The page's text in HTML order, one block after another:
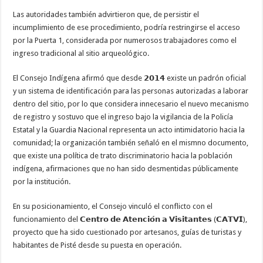
Las autoridades también advirtieron que, de persistir el
incumplimiento de ese procedimiento, podría restringirse el acceso
por la Puerta 1, considerada por numerosos trabajadores como el
ingreso tradicional al sitio arqueológico.
El Consejo Indígena afirmó que desde 𝟮𝟬𝟭𝟰 existe un padrón oficial
y un sistema de identificación para las personas autorizadas a laborar
dentro del sitio, por lo que considera innecesario el nuevo mecanismo
de registro y sostuvo que el ingreso bajo la vigilancia de la Policía
Estatal y la Guardia Nacional representa un acto intimidatorio hacia la
comunidad; la organización también señaló en el mismno documento,
que existe una política de trato discriminatorio hacia la población
indígena, afirmaciones que no han sido desmentidas públicamente
por la institución.
En su posicionamiento, el Consejo vinculó el conflicto con el
funcionamiento del 𝗖𝗲𝗻𝘁𝗿𝗼 𝗱𝗲 𝗔𝘁𝗲𝗻𝗰𝗶𝗼́𝗻 𝗮 𝗩𝗶𝘀𝗶𝘁𝗮𝗻𝘁𝗲𝘀 (𝗖𝗔𝗧𝗩𝗜),
proyecto que ha sido cuestionado por artesanos, guías de turistas y
habitantes de Pisté desde su puesta en operación.